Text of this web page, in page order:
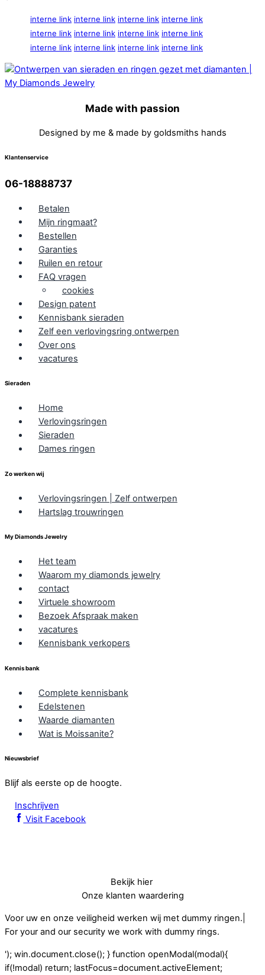
interne link interne link interne link interne link
interne link interne link interne link interne link
interne link interne link interne link interne link
Made with passion
Designed by me & made by goldsmiths hands
Klantenservice
06-18888737
Betalen
Mijn ringmaat?
Bestellen
Garanties
Ruilen en retour
FAQ vragen
cookies
Design patent
Kennisbank sieraden
Zelf een verlovingsring ontwerpen
Over ons
vacatures
Sieraden
Home
Verlovingsringen
Sieraden
Dames ringen
Zo werken wij
Verlovingsringen | Zelf ontwerpen
Hartslag trouwringen
My Diamonds Jewelry
Het team
Waarom my diamonds jewelry
contact
Virtuele showroom
Bezoek Afspraak maken
vacatures
Kennisbank verkopers
Kennis bank
Complete kennisbank
Edelstenen
Waarde diamanten
Wat is Moissanite?
Nieuwsbrief
Blijf als eerste op de hoogte.
Inschrijven
Visit Facebook
Bekijk hier
Onze klanten waardering
Voor uw en onze veiligheid werken wij met dummy ringen.|
For your and our security we work with dummy rings.
'); win.document.close(); } function openModal(modal){
if(!modal) return; lastFocus=document.activeElement;